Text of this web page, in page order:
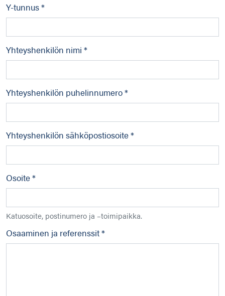
Y-tunnus *
Yhteyshenkilön nimi *
Yhteyshenkilön puhelinnumero *
Yhteyshenkilön sähköpostiosoite *
Osoite *
Katuosoite, postinumero ja –toimipaikka.
Osaaminen ja referenssit *